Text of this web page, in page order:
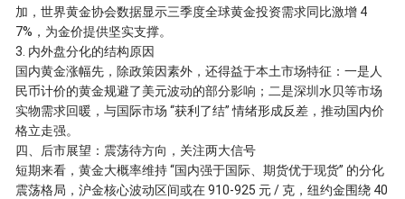
加，世界黄金协会数据显示三季度全球黄金投资需求同比激增 4
7%，为金价提供坚实支撑。
3. 内外盘分化的结构原因
国内黄金涨幅先，除政策因素外，还得益于本土市场特征：一是人
民币计价的黄金规避了美元波动的部分影响；二是深圳水贝等市场
实物需求回暖，与国际市场 “获利了结” 情绪形成反差，推动国内价
格立走强。
四、后市展望：震荡待方向，关注两大信号
短期来看，黄金大概率维持 “国内强于国际、期货优于现货” 的分化
震荡格局，沪金核心波动区间或在 910-925 元 / 克，纽约金围绕 40